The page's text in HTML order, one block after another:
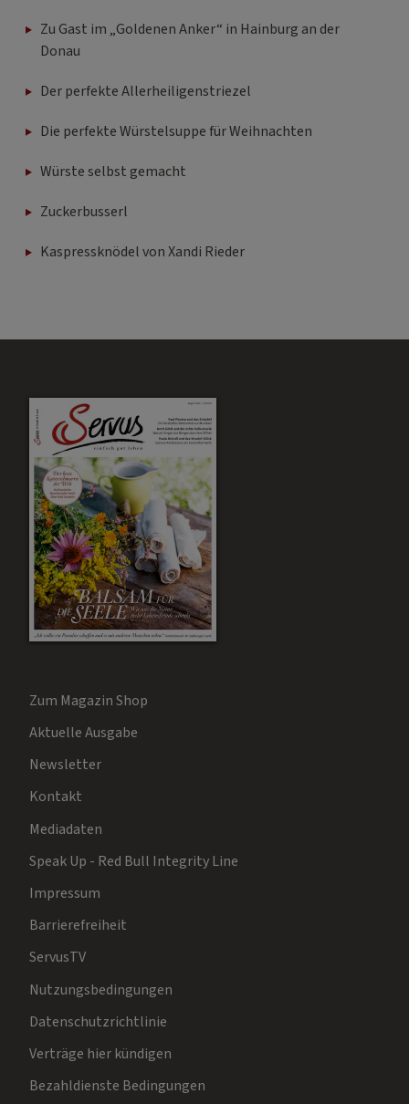
Zu Gast im „Goldenen Anker“ in Hainburg an der
Donau
Der perfekte Allerheiligenstriezel
Die perfekte Würstelsuppe für Weihnachten
Würste selbst gemacht
Zuckerbusserl
Kaspressknödel von Xandi Rieder
Zum Magazin Shop
Aktuelle Ausgabe
Newsletter
Kontakt
Mediadaten
Speak Up - Red Bull Integrity Line
Impressum
Barrierefreiheit
ServusTV
Nutzungsbedingungen
Datenschutzrichtlinie
Verträge hier kündigen
Bezahldienste Bedingungen